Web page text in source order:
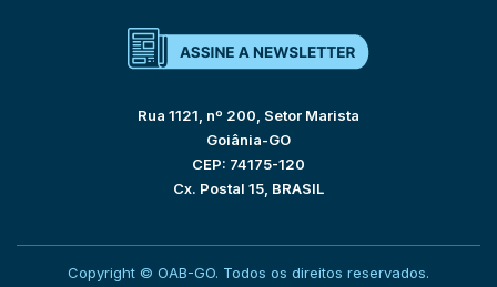
Rua 1121, nº 200, Setor Marista
Goiânia-GO
CEP: 74175-120
Cx. Postal 15, BRASIL
Copyright © OAB-GO. Todos os direitos reservados.